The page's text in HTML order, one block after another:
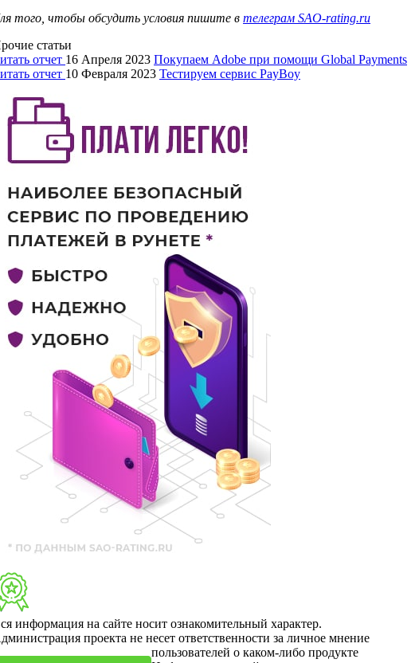
того, чтобы обсудить условия пишите в телеграм SAO-rating.ru
статьи
отчет 16 Апреля 2023 Покупаем Adobe при помощи Global Payments
отчет 10 Февраля 2023 Тестируем сервис PayBoy
информация на сайте носит ознакомительный характер.
проекта не несет ответственности за личное мнение
пользователей о каком-либо продукте